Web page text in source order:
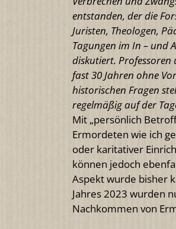
entstanden, der die
Juristen, Theologen,
Tagungen im In – und
diskutiert.
fast 30 Jahren ohne
historischen Fragen
regelmäßig auf der
Mit „persönlich
Ermordeten wie ich
oder karitativer
können jedoch
Aspekt wurde bisher
Jahres 2023 wurden
Nachkommen von